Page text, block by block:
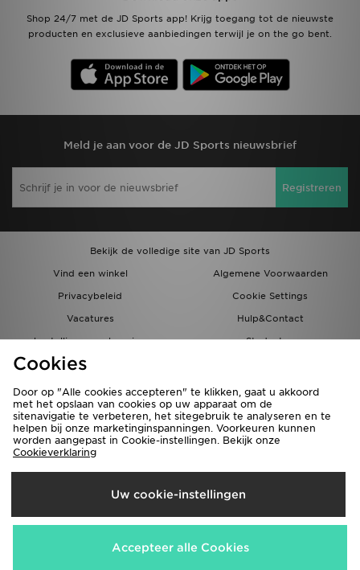
Shop 24/7 met de JD Sports app! Krijg toegang tot de nieuwste
producten en exclusieve aanbiedingen terwijl je on the go bent.
Meld je aan voor de JD Sports nieuwsbrief
Registreren
Bekijk de volledige site van JD Sports
Vind een winkel
Algemene Voorwaarden
Privacybeleid
Cookie Settings
Vacatures
Hulp&Contact
bestellingen en levering
Studenten
Partnerprogramma
Verzenden Naar
Nederland
Wij accepteren de volgende betaalmethoden
Cookies
Door op "Alle cookies accepteren" te klikken, gaat u akkoord
met het opslaan van cookies op uw apparaat om de
sitenavigatie te verbeteren, het sitegebruik te analyseren en te
helpen bij onze marketinginspanningen. Voorkeuren kunnen
worden aangepast in Cookie-instellingen. Bekijk onze
Cookieverklaring
Uw cookie-instellingen
Accepteer alle Cookies